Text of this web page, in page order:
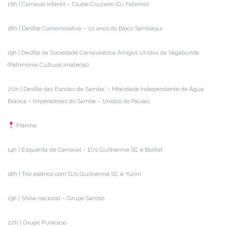
16h | Carnaval Infantil – Clube Cruzeiro (DJ Fabinho)
18h | Desfile Comemorativo – 10 anos do Bloco Sambaqui
19h | Desfile da Sociedade Carnavalesca Amigos Unidos da Vagabunda
(Patrimônio Cultural Imaterial)
20h | Desfile das Escolas de Samba: – Mocidade Independente da Água
Branca – Imperadores do Samba – Unidos do Paulas
Prainha:
14h | Esquenta de Carnaval – DJs Guilherme SC e BalRaf
18h | Trio elétrico com DJs Guilherme SC e Yurim
19h | Show nacional – Grupo Sambô
22h | Grupo Puracaso